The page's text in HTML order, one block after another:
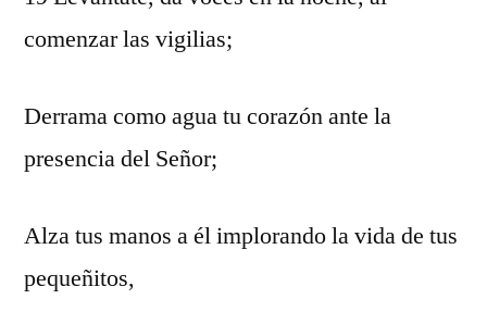
comenzar las vigilias;
Derrama como agua tu corazón ante la
presencia del Señor;
Alza tus manos a él implorando la vida de tus
pequeñitos,